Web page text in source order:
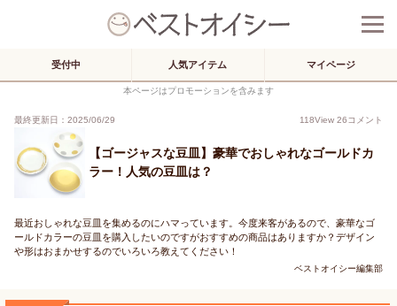
受付中 人気アイテム マイページ
本ページはプロモーションを含みます
最終更新日：2025/06/29 118View 26コメント
【ゴージャスな豆皿】豪華でおしゃれなゴールドカ
ラー！人気の豆皿は？
最近おしゃれな豆皿を集めるのにハマっています。今度来客があるので、豪華なゴ
ールドカラーの豆皿を購入したいのですがおすすめの商品はありますか？デザイン
や形はおまかせするのでいろいろ教えてください！
ベストオイシー編集部